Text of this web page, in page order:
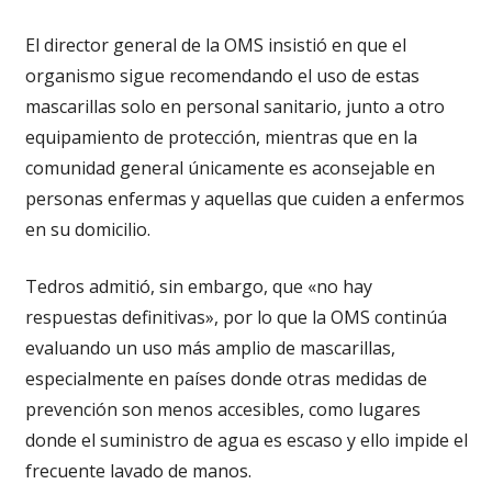
El director general de la OMS insistió en que el
organismo sigue recomendando el uso de estas
mascarillas solo en personal sanitario, junto a otro
equipamiento de protección, mientras que en la
comunidad general únicamente es aconsejable en
personas enfermas y aquellas que cuiden a enfermos
en su domicilio.
Tedros admitió, sin embargo, que «no hay
respuestas definitivas», por lo que la OMS continúa
evaluando un uso más amplio de mascarillas,
especialmente en países donde otras medidas de
prevención son menos accesibles, como lugares
donde el suministro de agua es escaso y ello impide el
frecuente lavado de manos.